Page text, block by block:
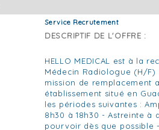
Service Recrutement
DESCRIPTIF DE L'OFFRE :
HELLO MEDICAL est à la
Médecin Radiologue (H/
mission de remplacement
établissement situé en
les périodes suivantes :
8h30 à 18h30 - Astreinte à
pourvoir dès que